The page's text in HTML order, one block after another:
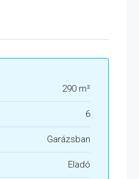
290 m²
6
Garázsban
Eladó